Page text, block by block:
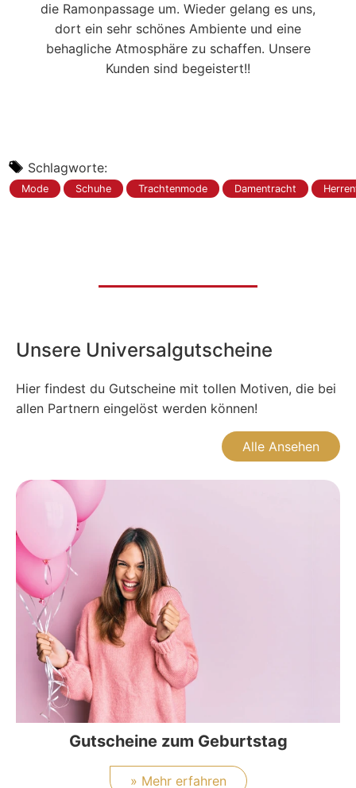
die Ramonpassage um. Wieder gelang es uns,
dort ein sehr schönes Ambiente und eine
behagliche Atmosphäre zu schaffen. Unsere
Kunden sind begeistert!!
Schlagworte:
Mode Schuhe Trachtenmode Damentracht
Unsere Universalgutscheine
Hier findest du Gutscheine mit tollen Motiven, die bei
allen Partnern eingelöst werden können!
Alle Ansehen
Gutscheine zum Geburtstag
» Mehr erfahren